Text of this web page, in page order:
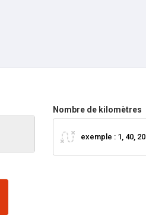
Nombre de kilomètres